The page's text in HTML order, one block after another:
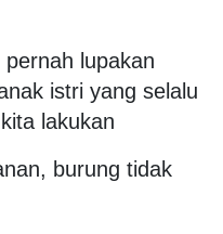
lupakan
istri yang selalu
lakukan
burung tidak